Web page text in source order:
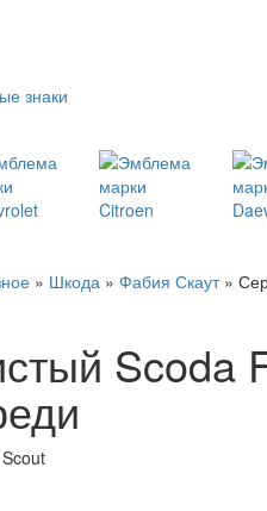
знаки
» Шкода » Фабия Скаут»
Scoda